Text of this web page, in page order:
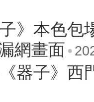
》本色包
網畫面 •
器子》西